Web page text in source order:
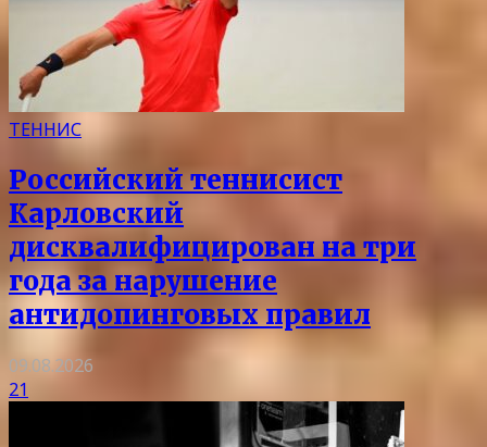
ТЕННИС
Российский теннисист
Карловский
дисквалифицирован на три
года за нарушение
антидопинговых правил
09.08.2026
21